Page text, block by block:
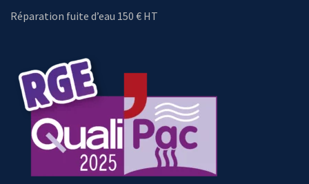
Réparation fuite d’eau 150 € HT